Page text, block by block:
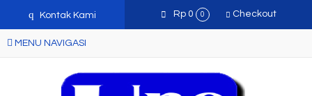
q Kontak Kami Rp 0 0 Checkout
MENU NAVIGASI